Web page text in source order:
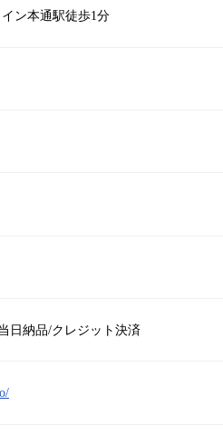
ン本通駅徒歩1分
日納品/クレジット決済